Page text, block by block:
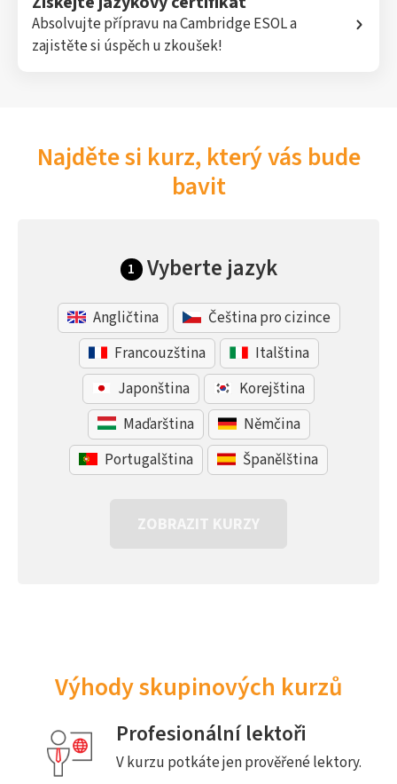
Absolvujte přípravu na Cambridge ESOL a
zajistěte si úspěch u zkoušek!
Najděte si kurz, který vás bude
bavit
1 Vyberte jazyk
Angličtina
Čeština pro cizince
Francouzština
Italština
Japonština
Korejština
Maďarština
Němčina
Portugalština
Španělština
ZOBRAZIT KURZY
Výhody skupinových kurzů
Profesionální lektoři
V kurzu potkáte jen prověřené lektory.